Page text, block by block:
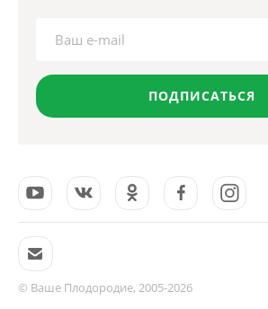
ПОДПИСАТЬСЯ
© Ваше Плодородие, 2005-2026